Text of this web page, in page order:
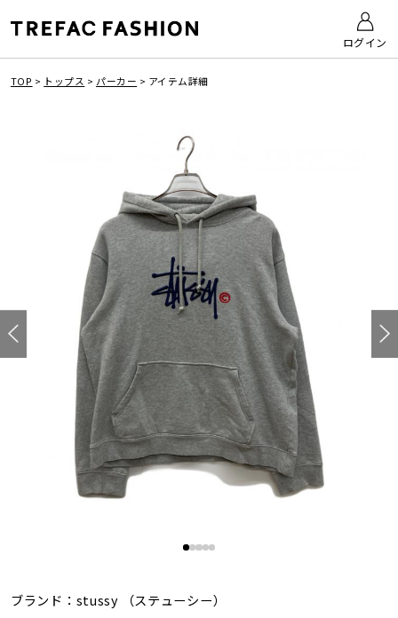
ログイン
TOP > トップス > パーカー > アイテム詳細
ブランド： stussy（ステューシー）